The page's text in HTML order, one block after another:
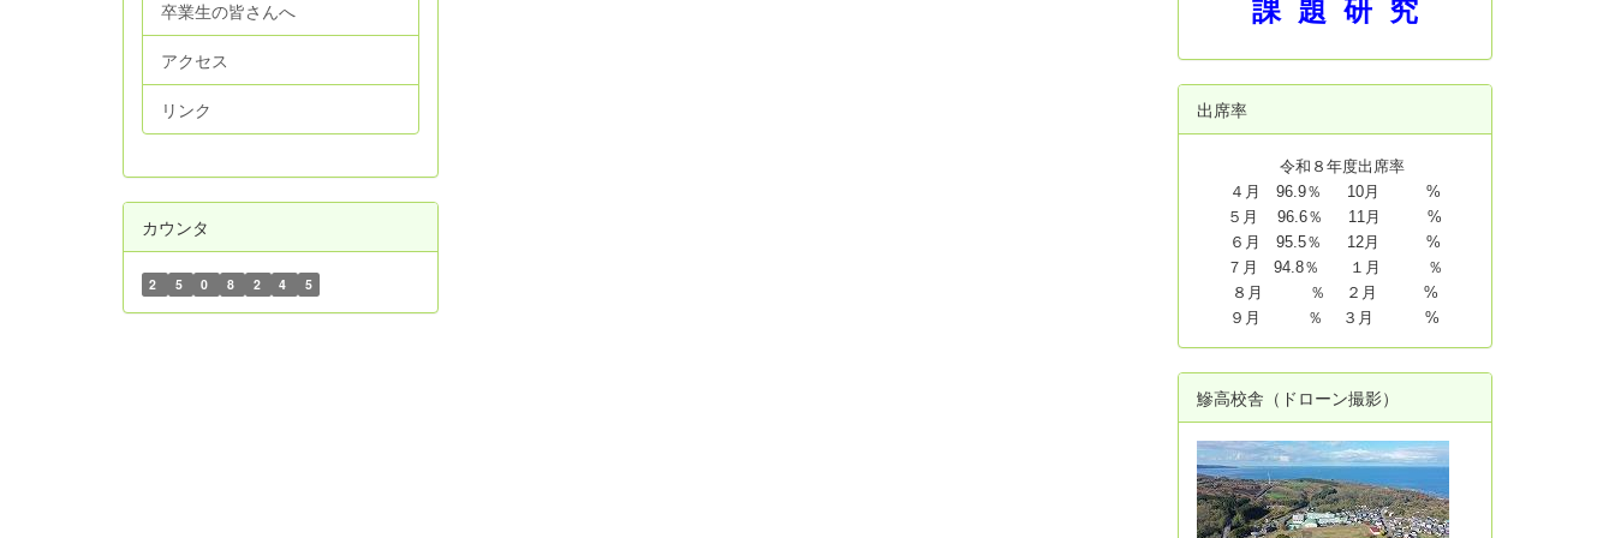
卒業生の皆さんへ
アクセス
リンク
カウンタ
2 5 0 8 2 4 5
課 題 研 究
出席率
令和８年度出席率
４月 96.9％ 10月 %
５月 96.6％ 11月 %
６月 95.5％ 12月 %
７月 94.8％ １月 ％
８月 ％ ２月 %
９月 ％ ３月 %
鰺高校舎（ドローン撮影）